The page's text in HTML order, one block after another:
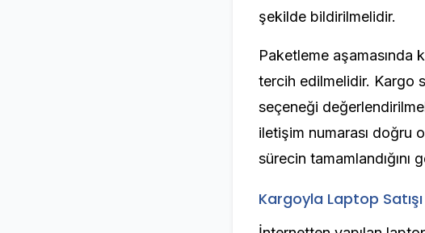
şekilde bildirilmelidir.
Paketleme
tercih edilmelidir. Kargo
seçeneği
iletişim numarası doğru
sürecin tamamlandığını
Kargoyla Laptop